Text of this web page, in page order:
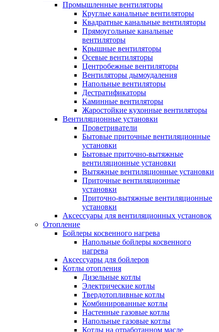
Промышленные вентиляторы
Круглые канальные вентиляторы
Квадратные канальные вентиляторы
Прямоугольные канальные
вентиляторы
Крышные вентиляторы
Осевые вентиляторы
Центробежные вентиляторы
Вентиляторы дымоудаления
Напольные вентиляторы
Дестратификаторы
Каминные вентиляторы
Жаростойкие кухонные вентиляторы
Вентиляционные установки
Проветриватели
Бытовые приточные вентиляционные
установки
Бытовые приточно-вытяжные
вентиляционные установки
Вытяжные вентиляционные установки
Приточные вентиляционные
установки
Приточно-вытяжные вентиляционные
установки
Аксессуары для вентиляционных установок
Отопление
Бойлеры косвенного нагрева
Напольные бойлеры косвенного
нагрева
Аксессуары для бойлеров
Котлы отопления
Дизельные котлы
Электрические котлы
Твердотопливные котлы
Комбинированные котлы
Настенные газовые котлы
Напольные газовые котлы
Котлы на отработанном масле